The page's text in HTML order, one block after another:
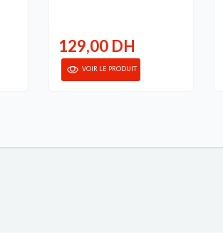
129,00 DH
VOIR LE PRODUIT